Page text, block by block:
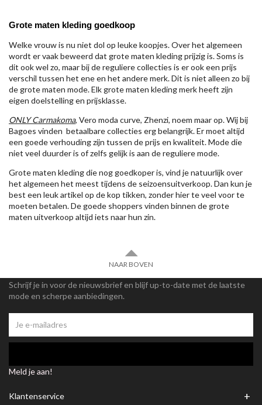
Grote maten kleding goedkoop
Welke vrouw is nu niet dol op leuke koopjes. Over het algemeen
wordt er vaak beweerd dat grote maten kleding prijzig is. Soms is
dit ook wel zo, maar bij de reguliere collecties is er ook een prijs
verschil tussen het ene en het andere merk. Dit is niet alleen zo bij
de grote maten mode. Elk grote maten kleding merk heeft zijn
eigen doelstelling en prijsklasse.
ONLY Carmakoma, Vero moda curve, Zhenzi, noem maar op. Wij bij
Bagoes vinden betaalbare collecties erg belangrijk. Er moet altijd
een goede verhouding zijn tussen de prijs en kwaliteit. Mode die
niet veel duurder is of zelfs gelijk is aan de reguliere mode.
Grote maten kleding die nog goedkoper is, vind je natuurlijk over
het algemeen het meest tijdens de seizoensuitverkoop. Dan kun je
best een leuk artikel op de kop tikken, zonder hier te veel voor te
moeten betalen. De goede shoppers vinden binnen de grote
maten uitverkoop altijd iets naar hun zin.
NAAR BOVEN
Schrijf je in voor de nieuwsbrief en blijf up-to-date met de laatste
mode en scherpe aanbiedingen.
Meld je aan!
Klantenservice +